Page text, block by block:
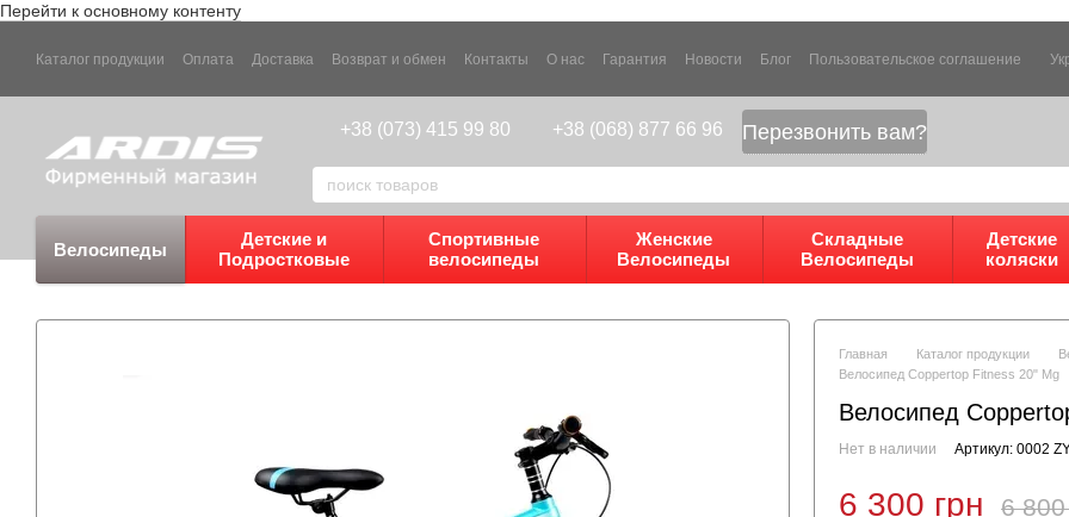
Перейти к основному контенту
Каталог продукции Оплата Доставка Возврат и обмен Контакты О нас Гарантия Новости Блог Пользовательское соглашение
+38 (073) 415 99 80 +38 (068) 877 66 96 Перезвонить вам?
Велосипеды
Детские и
Подростковые
Спортивные
велосипеды
Женские
Велосипеды
Складные
Велосипеды
Детские
коляски
Главная Каталог продукции
Велосипед Coppertop Fitness 20" Mg
Велосипед
Нет в наличии Артикул: 0002
6 300 грн 6 800